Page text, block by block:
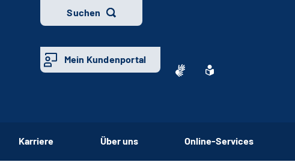
Suchen
Mein Kundenportal
Karriere Über uns Online-Services